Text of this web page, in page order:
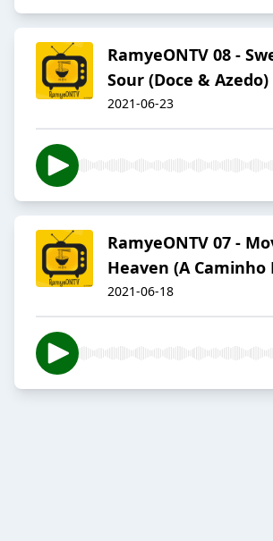
RamyeONTV 08 -
Sour (Doce & Azedo)
2021-06-23
RamyeONTV 07 -
Heaven (A Caminho
2021-06-18